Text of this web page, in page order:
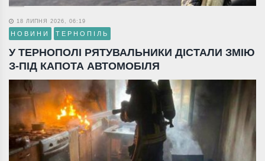
18 ЛИПНЯ 2026, 06:19
НОВИНИ ТЕРНОПІЛЬ
У ТЕРНОПОЛІ РЯТУВАЛЬНИКИ ДІСТАЛИ ЗМІЮ
З-ПІД КАПОТА АВТОМОБІЛЯ